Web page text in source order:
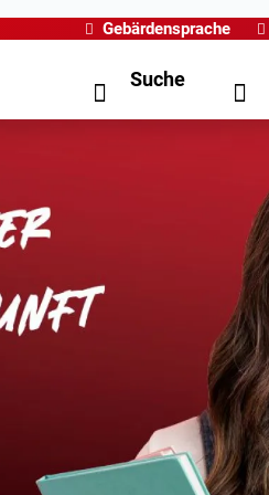
Gebärdensprache
Suche